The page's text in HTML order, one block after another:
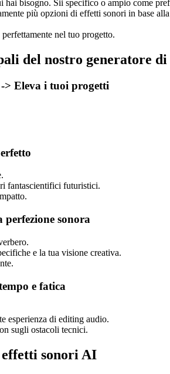
hai bisogno. Sii specifico o ampio come
più opzioni di effetti sonori in base
nel tuo progetto.
del nostro generatore
> Eleva i tuoi progetti
fantascientifici futuristici.
sonora
e la tua visione creativa.
e fatica
esperienza di editing audio.
sugli ostacoli tecnici.
sonori AI